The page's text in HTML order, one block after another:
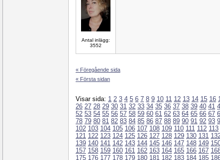
Antal inlägg:
3552
« Föregående sida
« Första sidan
Visar sida: 1 2 3 4 5 6 7 8 9 10 11 12 13 14 15 16
26 27 28 29 30 31 32 33 34 35 36 37 38 39 40 41
52 53 54 55 56 57 58 59 60 61 62 63 64 65 66 67
78 79 80 81 82 83 84 85 86 87 88 89 90 91 92 93
102 103 104 105 106 107 108 109 110 111 112 113
121 122 123 124 125 126 127 128 129 130 131
139 140 141 142 143 144 145 146 147 148 149
157 158 159 160 161 162 163 164 165 166 167
175 176 177 178 179 180 181 182 183 184 185